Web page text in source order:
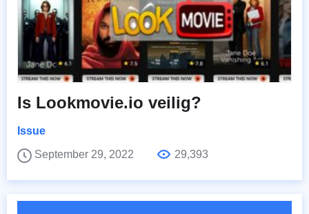
Is Lookmovie.io veilig?
Issue
September 29, 2022
29,393